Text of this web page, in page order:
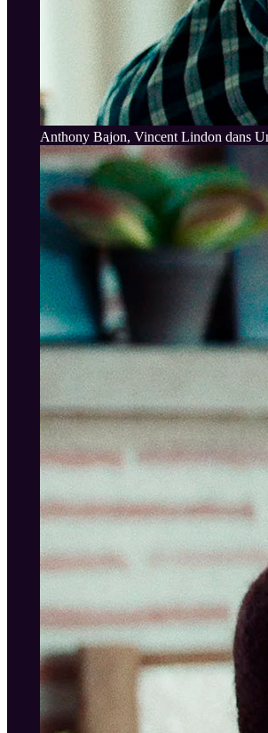
Anthony Bajon, Vincent Lindon dans